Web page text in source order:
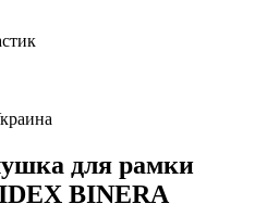
для рамки
BINERA